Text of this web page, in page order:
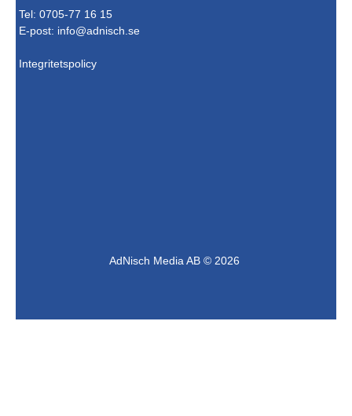
Tel: 0705-77 16 15
E-post: info@adnisch.se
Integritetspolicy
AdNisch Media AB © 2026